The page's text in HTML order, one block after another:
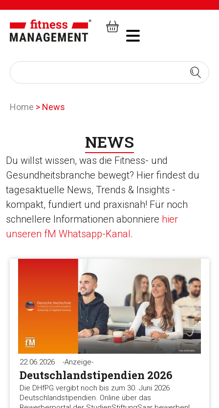
Home > News
NEWS
Du willst wissen, was die Fitness- und
Gesundheitsbranche bewegt? Hier findest du
tagesaktuelle News, Trends & Insights -
kompakt, fundiert und praxisnah! Für noch
schnellere Informationen abonniere hier
unseren fM Whatsapp-Kanal.
22.06.2026 -Anzeige-
Deutschlandstipendien 2026
Die DHfPG vergibt noch bis zum 30. Juni 2026
Deutschlandstipendien. Online über das